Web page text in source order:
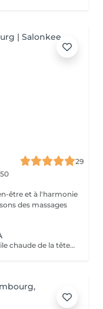
29
être et à l'harmonie
des massages
Massage ayurvédique ABHYANGA à l'huile chaude de la tête aux pieds C'est un massage enveloppant et relaxant aux huiles végétales chaudes et des huiles essentielles, soigneusement sélectionnées en fonction des bienfaits recherchés et pour équilibrer votre Dosha (Vata, Kapha ou Pitta). De manière générale, ce massage permet de détoxifier, revitaliser et de lutter contre le stress et le vieillissement. Lors de la séance la praticienne utilise différentes huiles précieuses auyurvediques Des huiles ayurvédique capillaires Huile Keranya Potion capillaire puissante à base de graines du Cumin Noir pour les forces des cheveux Huile Ambhring Revitaliseur aux herbes Amla et Bhringraj (pour les cheveux mous, sans vie, matures et grisonnants) Huile Nectar Rukshadi pour les cheveux secs et au cuir chevelu squameux Elixir capillaire Saromyas avec l'extrait de Lotus sacré pour les cheveux terne, sans éclat et rêches Les huiles ayurvédiques précieuses pour le visage Huile Bharanyu revitalisante au curcuma, de la racine apaisante de Manjistha, de fruit Amla et de la cannelle. Huile Saine Paraania purifiante et éclaircissante de l'arbre quinquina d'Inde avec les huiles essentielles de Gardénia, de Jasmin et de Néroli. Ces huiles sont reparties en grande quantité sur l'ensemble du corps. Du cuir chevelu aux orteils, chaque zone du corps est massée pour le libérer de toutes ses tensions. Selon l'esprit d'Abyhanga, les énergies négatives glissent sur le corps bien huilé et ne peuvent pas s'accrocher.